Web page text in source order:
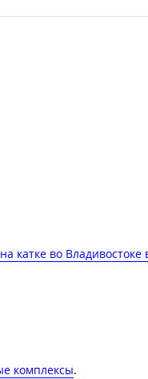
катке во Владивостоке
комплексы.